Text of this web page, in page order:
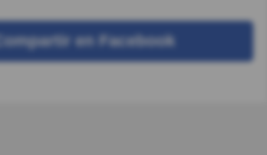
Compartir en Facebook